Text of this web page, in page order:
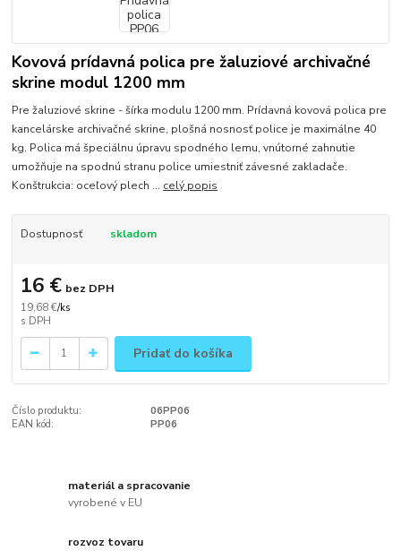
Kovová prídavná polica pre žaluziové archivačné
skrine modul 1200 mm
Pre žaluziové skrine - šírka modulu 1200 mm. Prídavná kovová polica pre
kancelárske archivačné skrine, plošná nosnosť police je maximálne 40
kg. Polica má špeciálnu úpravu spodného lemu, vnútorné zahnutie
umožňuje na spodnú stranu police umiestniť závesné zakladače.
Konštrukcia: oceľový plech ... celý popis
Dostupnosť skladom
19,68 €/ks
16 € bez DPH
Pridať do košíka
Číslo produktu:
06PP06
EAN kód:
PP06
materiál a spracovanie
vyrobené v EU
rozvoz tovaru